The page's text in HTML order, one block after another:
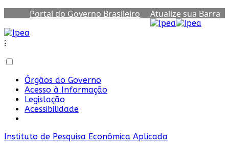
Portal do Governo Brasileiro
Atualize sua Barra
⁝
Órgãos do Governo
Acesso à Informação
Legislação
Acessibilidade
Instituto de Pesquisa Econômica Aplicada